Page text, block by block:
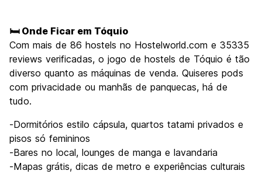
🛏️ Onde Ficar em Tóquio
Com mais de 86 hostels no Hostelworld.com e 35335
reviews verificadas, o jogo de hostels de Tóquio é tão
diverso quanto as máquinas de venda. Quiseres pods
com privacidade ou manhãs de panquecas, há de
tudo.
-Dormitórios estilo cápsula, quartos tatami privados e
pisos só femininos
-Bares no local, lounges de manga e lavandaria
-Mapas grátis, dicas de metro e experiências culturais